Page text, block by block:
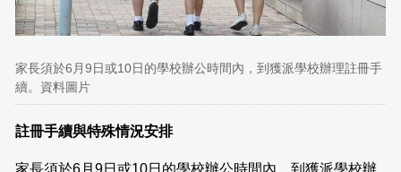
家長須於6月9日或10日的學校辦公時間內，到獲派學校辦理註冊手
續。資料圖片
註冊手續與特殊情況安排
家長須於6月9日或10日的學校辦公時間內，到獲派學校辦